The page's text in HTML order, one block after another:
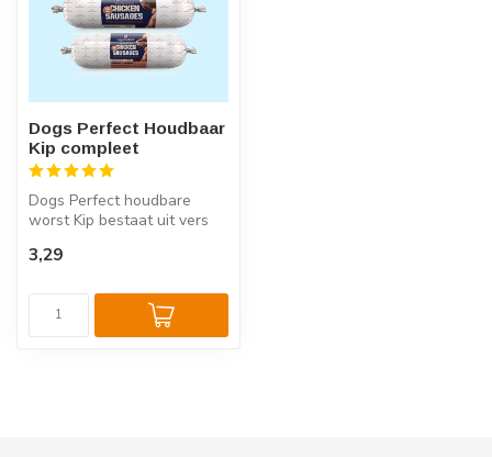
Dogs Perfect Houdbaar
Kip compleet
Dogs Perfect houdbare
worst Kip bestaat uit vers
worde...
3,29